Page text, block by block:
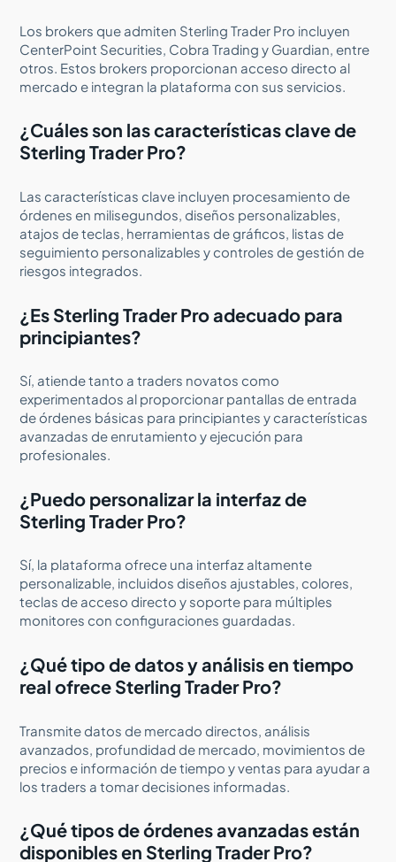
Los brokers que admiten Sterling Trader Pro incluyen
CenterPoint Securities, Cobra Trading y Guardian, entre
otros. Estos brokers proporcionan acceso directo al
mercado e integran la plataforma con sus servicios.
¿Cuáles son las características clave de
Sterling Trader Pro?
Las características clave incluyen procesamiento de
órdenes en milisegundos, diseños personalizables,
atajos de teclas, herramientas de gráficos, listas de
seguimiento personalizables y controles de gestión de
riesgos integrados.
¿Es Sterling Trader Pro adecuado para
principiantes?
Sí, atiende tanto a traders novatos como
experimentados al proporcionar pantallas de entrada
de órdenes básicas para principiantes y características
avanzadas de enrutamiento y ejecución para
profesionales.
¿Puedo personalizar la interfaz de
Sterling Trader Pro?
Sí, la plataforma ofrece una interfaz altamente
personalizable, incluidos diseños ajustables, colores,
teclas de acceso directo y soporte para múltiples
monitores con configuraciones guardadas.
¿Qué tipo de datos y análisis en tiempo
real ofrece Sterling Trader Pro?
Transmite datos de mercado directos, análisis
avanzados, profundidad de mercado, movimientos de
precios e información de tiempo y ventas para ayudar a
los traders a tomar decisiones informadas.
¿Qué tipos de órdenes avanzadas están
disponibles en Sterling Trader Pro?